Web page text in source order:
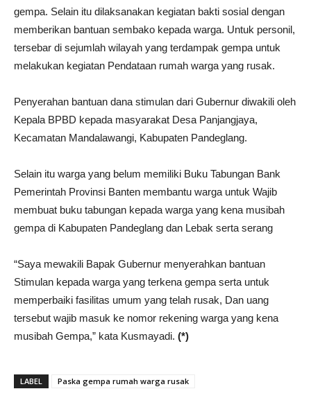
gempa. Selain itu dilaksanakan kegiatan bakti sosial dengan
memberikan bantuan sembako kepada warga. Untuk personil,
tersebar di sejumlah wilayah yang terdampak gempa untuk
melakukan kegiatan Pendataan rumah warga yang rusak.
Penyerahan bantuan dana stimulan dari Gubernur diwakili oleh
Kepala BPBD kepada masyarakat Desa Panjangjaya,
Kecamatan Mandalawangi, Kabupaten Pandeglang.
Selain itu warga yang belum memiliki Buku Tabungan Bank
Pemerintah Provinsi Banten membantu warga untuk Wajib
membuat buku tabungan kepada warga yang kena musibah
gempa di Kabupaten Pandeglang dan Lebak serta serang
“Saya mewakili Bapak Gubernur menyerahkan bantuan
Stimulan kepada warga yang terkena gempa serta untuk
memperbaiki fasilitas umum yang telah rusak, Dan uang
tersebut wajib masuk ke nomor rekening warga yang kena
musibah Gempa,” kata Kusmayadi. (*)
LABEL Paska gempa rumah warga rusak